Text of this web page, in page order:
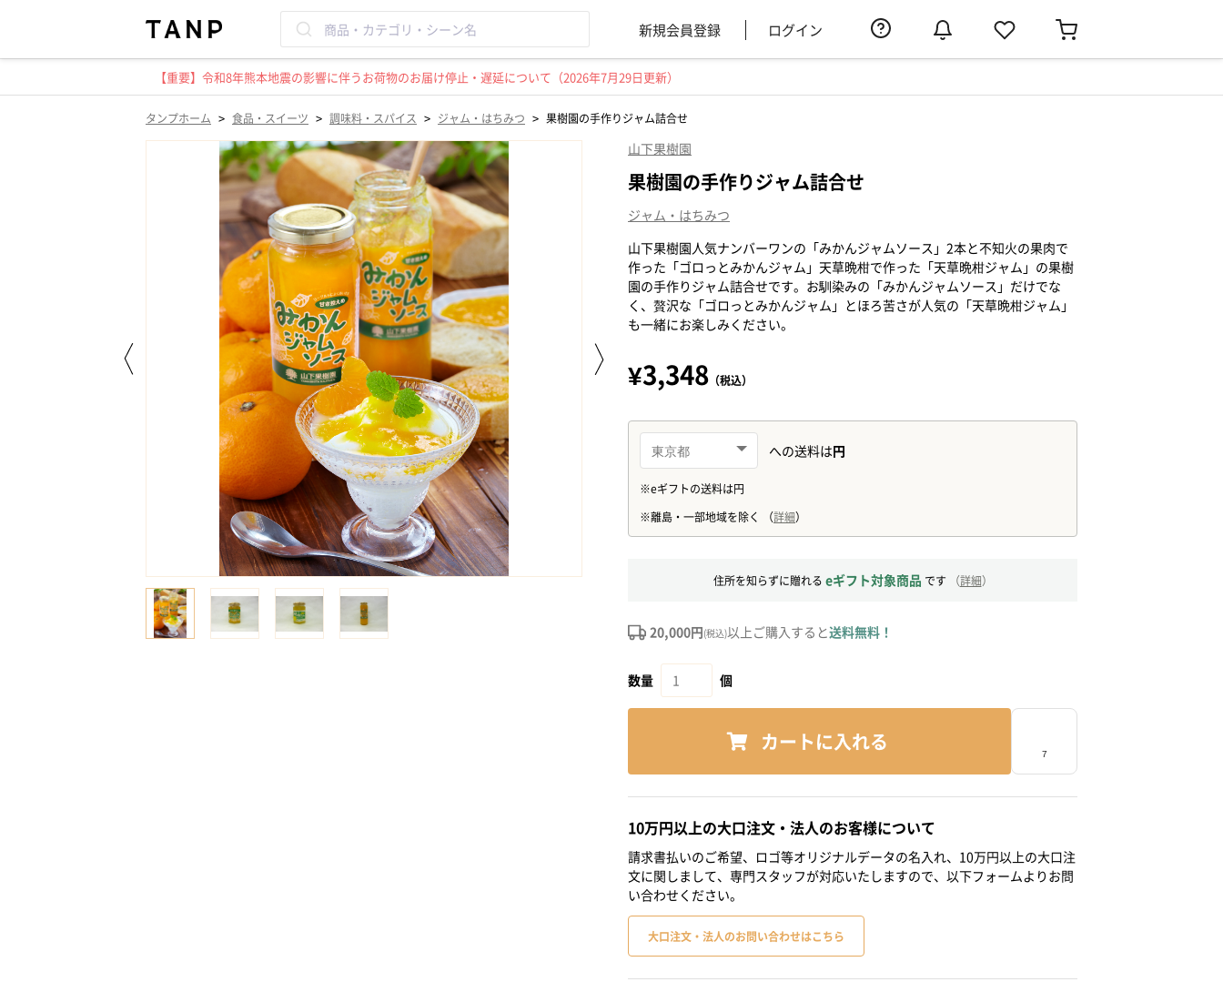
新規会員登録 ログイン
【重要】令和8年熊本地震の影響に伴うお荷物のお届け停止・遅延について（2026年7月29日更新）
タンプホーム > 食品・スイーツ > 調味料・スパイス > ジャム・はちみつ > 果樹園の手作りジャム詰合せ
山下果樹園
果樹園の手作りジャム詰合せ
ジャム・はちみつ
山下果樹園人気ナンバーワンの「みかんジャムソース」2本と不知火の果肉で
作った「ゴロっとみかんジャム」天草晩柑で作った「天草晩柑ジャム」の果樹
園の手作りジャム詰合せです。お馴染みの「みかんジャムソース」だけでな
く、贅沢な「ゴロっとみかんジャム」とほろ苦さが人気の「天草晩柑ジャム」
も一緒にお楽しみください。
¥3,348 （税込）
住所を知らずに贈れる eギフト対象商品 です （詳細）
20,000円(税込)以上ご購入すると送料無料！
数量 個
カートに入れる
10万円以上の大口注文・法人のお客様について
請求書払いのご希望、ロゴ等オリジナルデータの名入れ、10万円以上の大口注
文に関しまして、専門スタッフが対応いたしますので、以下フォームよりお問
い合わせください。
大口注文・法人のお問い合わせはこちら